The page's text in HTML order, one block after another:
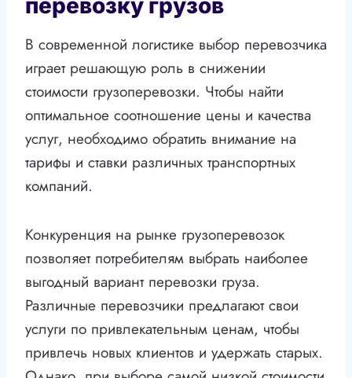
перевозку грузов
В современной логистике выбор перевозчика
играет решающую роль в снижении
стоимости грузоперевозки. Чтобы найти
оптимальное соотношение цены и качества
услуг, необходимо обратить внимание на
тарифы и ставки различных транспортных
компаний.
Конкуренция на рынке грузоперевозок
позволяет потребителям выбрать наиболее
выгодный вариант перевозки груза.
Различные перевозчики предлагают свои
услуги по привлекательным ценам, чтобы
привлечь новых клиентов и удержать старых.